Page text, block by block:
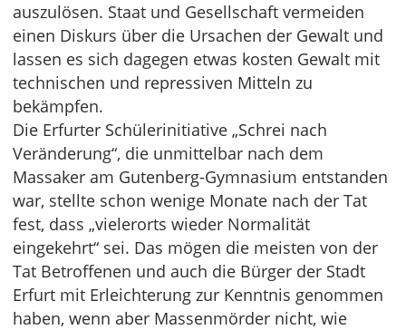
auszulösen. Staat und Gesellschaft vermeiden
einen Diskurs über die Ursachen der Gewalt und
lassen es sich dagegen etwas kosten Gewalt mit
technischen und repressiven Mitteln zu
bekämpfen.
Die Erfurter Schülerinitiative „Schrei nach
Veränderung“, die unmittelbar nach dem
Massaker am Gutenberg-Gymnasium entstanden
war, stellte schon wenige Monate nach der Tat
fest, dass „vielerorts wieder Normalität
eingekehrt“ sei. Das mögen die meisten von der
Tat Betroffenen und auch die Bürger der Stadt
Erfurt mit Erleichterung zur Kenntnis genommen
haben, wenn aber Massenmörder nicht, wie